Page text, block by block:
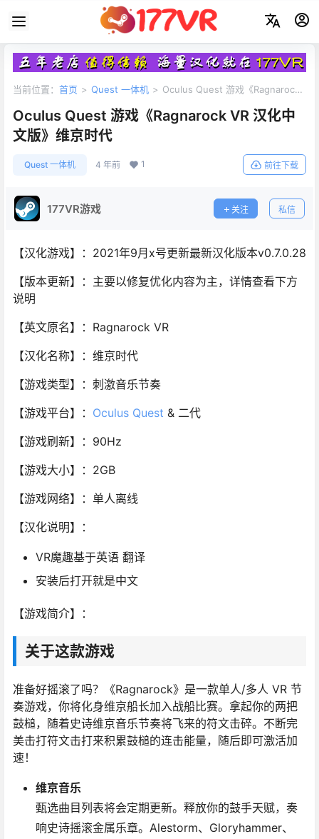
当前位置： 首页 > Quest 一体机 > Oculus Quest 游戏《Ragnarock
Oculus Quest 游戏《Ragnarock VR 汉化中
文版》维京时代
Quest 一体机 4 年前 1 前往下载
177VR游戏 关注 私信
【汉化游戏】：2021年9月x号更新最新汉化版本v0.7.0.28
【版本更新】：主要以修复优化内容为主，详情查看下方
说明
【英文原名】：Ragnarock VR
【汉化名称】：维京时代
【游戏类型】：刺激音乐节奏
【游戏平台】： Oculus Quest & 二代
【游戏刷新】：90Hz
【游戏大小】：2GB
【游戏网络】：单人离线
【汉化说明】：
VR魔趣基于英语 翻译
安装后打开就是中文
【游戏简介】：
关于这款游戏
准备好摇滚了吗？《Ragnarock》是一款单人/多人 VR 节
奏游戏，你将化身维京船长加入战船比赛。拿起你的两把
鼓槌，随着史诗维京音乐节奏将飞来的符文击碎。不断完
美击打符文击打来积累鼓槌的连击能量，随后即可激活加
速！
维京音乐
甄选曲目列表将会定期更新。释放你的鼓手天赋，奏
响史诗摇滚金属乐章。Alestorm、Gloryhammer、